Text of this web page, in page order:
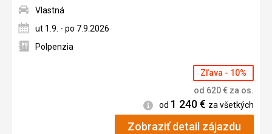
Vlastná
ut 1.9. - po 7.9.2026
Polpenzia
Zľava - 10%
od 620€ za os.
Informácie
od 1 240€ za všetkých
Zobraziť detail zájazdu